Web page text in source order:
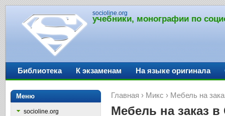
socioline.org
учебники, монографии по
Главная › Микс › Мебель на
Мебель на заказ в
Библиотека К экзаменам На языке оригинала
Меню
socioline.org